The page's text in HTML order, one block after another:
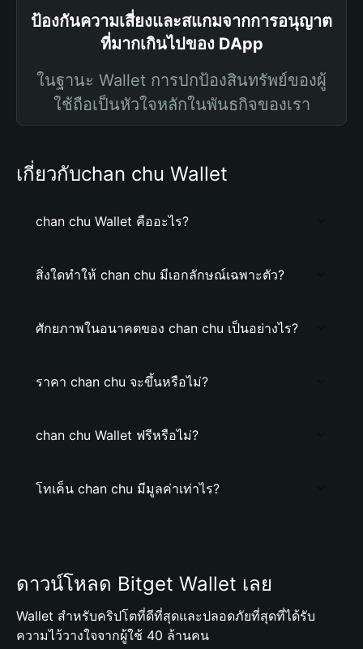
ป้องกันความเสี่ยงและสแกมจากการอนุญาต
ที่มากเกินไปของ DApp
ในฐานะ Wallet การปกป้องสินทรัพย์ของผู้
ใช้ถือเป็นหัวใจหลักในพันธกิจของเรา
เกี่ยวกับchan chu Wallet
chan chu Wallet คืออะไร?
สิ่งใดทำให้ chan chu มีเอกลักษณ์เฉพาะตัว?
ศักยภาพในอนาคตของ chan chu เป็นอย่างไร?
ราคา chan chu จะขึ้นหรือไม่?
chan chu Wallet ฟรีหรือไม่?
โทเค็น chan chu มีมูลค่าเท่าไร?
ดาวน์โหลด Bitget Wallet เลย
Wallet สำหรับคริปโตที่ดีที่สุดและปลอดภัยที่สุดที่ได้รับ
ความไว้วางใจจากผู้ใช้ 40 ล้านคน